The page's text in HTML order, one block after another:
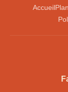
Accueil